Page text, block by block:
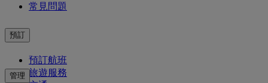
常見問題
預訂
預訂航班
旅遊服務
管理